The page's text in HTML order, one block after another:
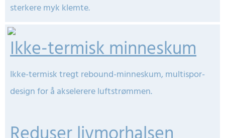
sterkere myk klemte.
Ikke-termisk minneskum
Ikke-termisk tregt rebound-minneskum, multispor-
design for å akselerere luftstrømmen.